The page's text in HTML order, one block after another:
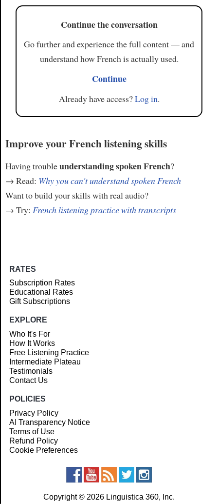
Continue the conversation
Go further and experience the full content — and
understand how French is actually used.
Continue
Already have access?Log in.
Improve your French listening skills
Having troubleunderstanding spoken French?
→ Read: Why you can't understand spoken French
Want to build your skills with real audio?
→ Try: French listening practice with transcripts
RATES
Subscription Rates
Educational Rates
Gift Subscriptions
EXPLORE
Who It's For
How It Works
Free Listening Practice
Intermediate Plateau
Testimonials
Contact Us
POLICIES
Privacy Policy
AI Transparency Notice
Terms of Use
Refund Policy
Cookie Preferences
Copyright © 2026 Linguistica 360, Inc.